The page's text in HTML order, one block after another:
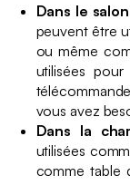
Dans le
peuvent être
ou même
utilisées
vous avez
Dans la
utilisées
comme table